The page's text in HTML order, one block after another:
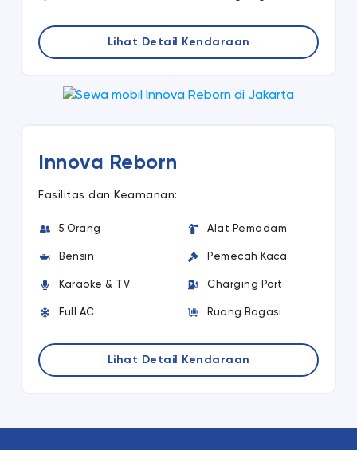
Lihat Detail Kendaraan
Innova Reborn
Fasilitas dan Keamanan:
5 Orang
Bensin
Karaoke & TV
Full AC
Alat Pemadam
Pemecah Kaca
Charging Port
Ruang Bagasi
Lihat Detail Kendaraan